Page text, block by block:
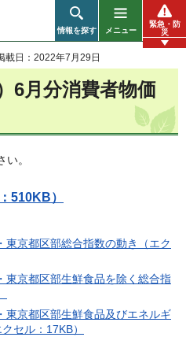
情報を探す メニュー
緊急・防
災
載日：2022年7月29日
6月分消費者物価
。
510KB）
京都区部総合指数の動き（エク
京都区部生鮮食品を除く総合指
京都区部生鮮食品及びエネルギ
セル：17KB）